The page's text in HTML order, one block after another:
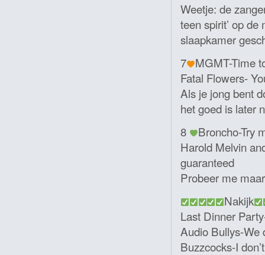
Weetje: de
teen spirit’ op
slaapkamer
7 MGMT-Time
Fatal Flowers-
Als je jong bent
het goed is later
8
Broncho-Try
Harold Melvin
guaranteed
Probeer me
Nakijk
Last Dinner
Audio Bullys-We
Buzzcocks-I